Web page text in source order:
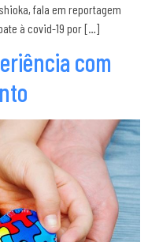
fala em reportagem
à covid-19 por […]
com